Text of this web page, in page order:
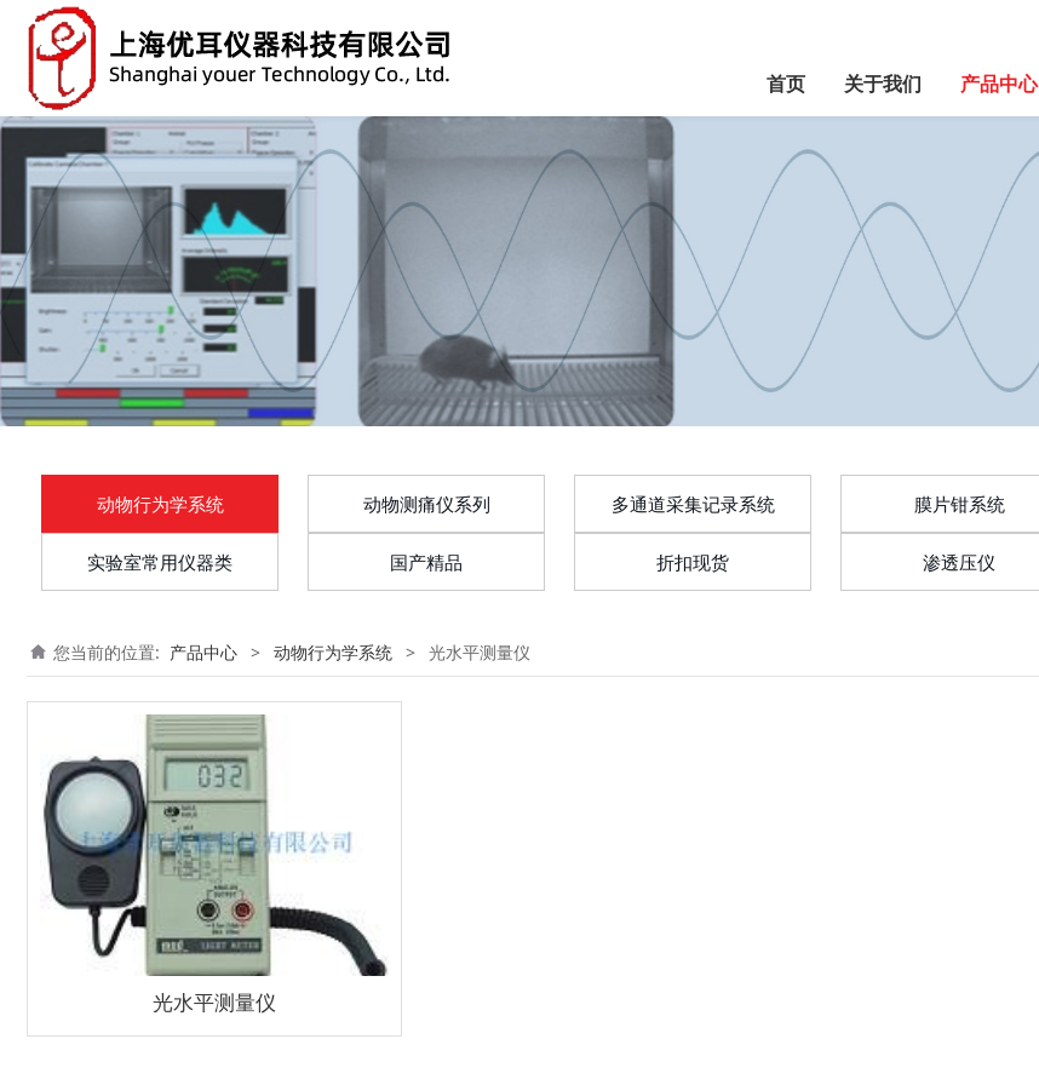
首页 关于我们 产品中心
动物行为学系统 动物测痛仪系列 多通道采集记录系统 膜片钳系统
实验室常用仪器类 国产精品 折扣现货 渗透压仪
您当前的位置: 产品中心 > 动物行为学系统 > 光水平测量仪
光水平测量仪